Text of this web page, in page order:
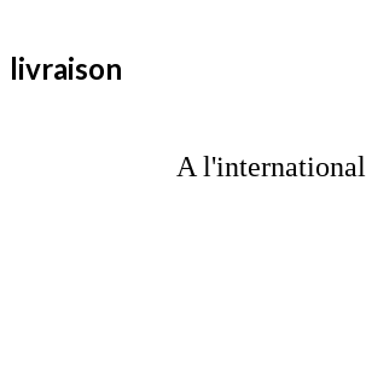
livraison
A l'international